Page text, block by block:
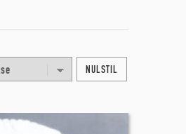
NULSTIL